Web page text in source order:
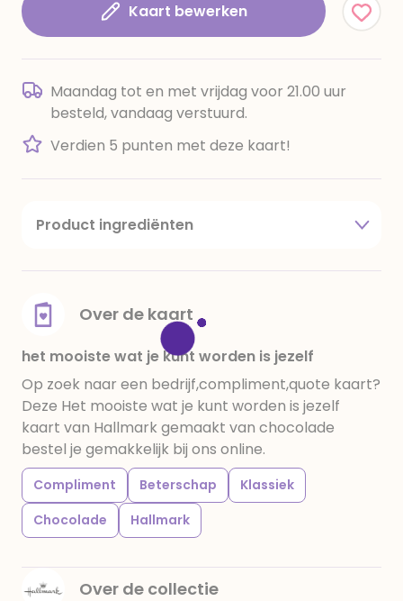
Kaart bewerken
Maandag tot en met vrijdag voor 21.00 uur
besteld, vandaag verstuurd.
Verdien 5 punten met deze kaart!
Product ingrediënten
amandelen,cacaomassa, emulgator (sojalecithine),
voedingszuur: citroenzuur E 330, verdikkingsmiddel
E415, water, bevochtigingsmiddel E422, emulgator:
E433, kleurstoffen: E102, E110, E122: kan de activiteit en
concentratie van kinderen negatief beïnvloeden,
E133, E151. Chocolade bevat ten minste 34%
cacaobestanddelen. Kan sporen van gluten
bevatten. Koel en droog bewaren.
Over de kaart
het mooiste wat je kunt worden is jezelf
Op zoek naar een bedrijf,compliment,quote kaart?
Deze Het mooiste wat je kunt worden is jezelf
kaart van Hallmark gemaakt van chocolade
bestel je gemakkelijk bij ons online.
Compliment Beterschap
Klassiek
Chocolade
Hallmark
Over de collectie